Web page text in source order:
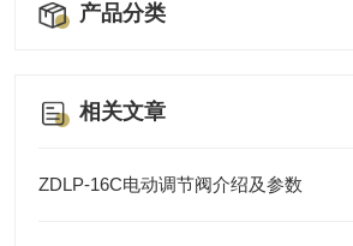
产品分类
相关文章
ZDLP-16C电动调节阀介绍及参数